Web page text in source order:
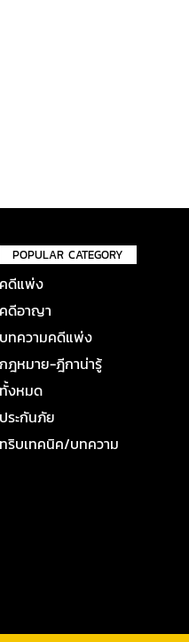
POPULAR CATEGORY
คดีแพ่ง
คดีอาญา
บทความคดีแพ่ง
กฎหมาย-ฎีกาน่ารู้
ทั้งหมด
ประกันภัย
ทริบเทคนิค/บทความ